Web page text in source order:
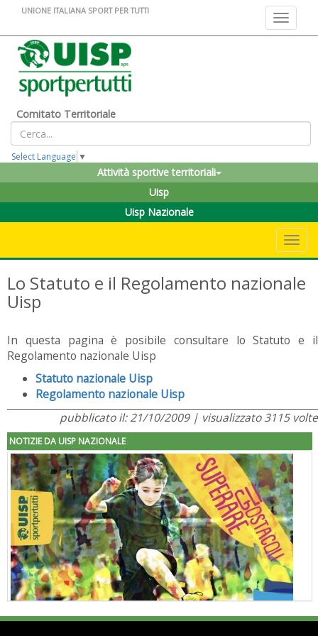
Toggle
UNIONE ITALIANA SPORT PER TUTTI
Comitato Territoriale
Select Language ▼
Attività sportive territoriali
Uisp
Uisp Nazionale
Lo Statuto e il Regolamento nazionale
Uisp
In questa pagina è posibile consultare lo Statuto e il
Regolamento nazionale Uisp
Statuto nazionale Uisp
Regolamento nazionale Uisp
pubblicato il: 21/10/2009 | visualizzato 3115 volte
NOTIZIE DA UISP NAZIONALE